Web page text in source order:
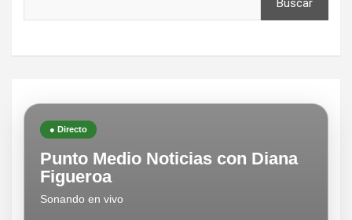
Buscar
● Directo
Punto Medio Noticias con Diana
Figueroa
Sonando en vivo